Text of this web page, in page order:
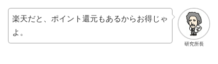
研究所長
楽天だと、ポイント還元もあるからお得じゃ
よ。